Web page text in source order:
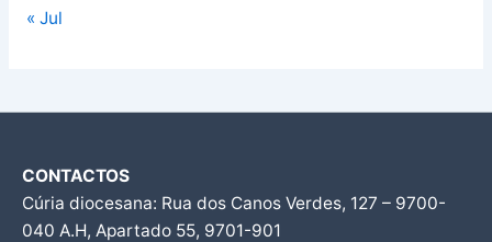
« Jul
CONTACTOS
Cúria diocesana: Rua dos Canos Verdes, 127 – 9700-
040 A.H, Apartado 55, 9701-901